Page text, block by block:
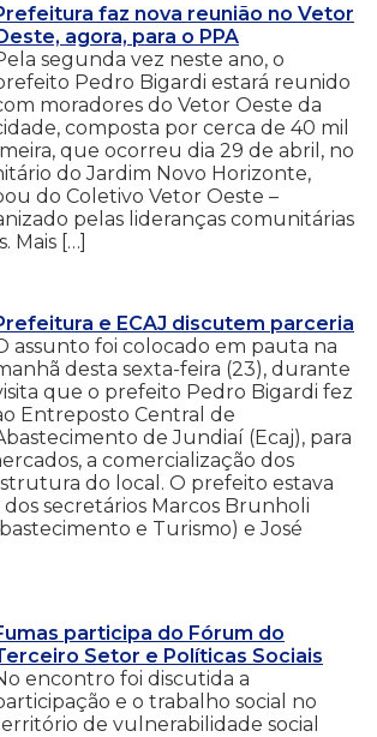
faz nova reunião no Vetor
agora, para o PPA
segunda vez neste ano, o
Pedro Bigardi estará reunido
moradores do Vetor Oeste da
composta por cerca de 40 mil
que ocorreu dia 29 de abril, no
do Jardim Novo Horizonte,
do Coletivo Vetor Oeste –
pelas lideranças comunitárias
Mais […]
e ECAJ discutem parceria
assunto foi colocado em pauta na
desta sexta-feira (23), durante
que o prefeito Pedro Bigardi fez
Entreposto Central de
de Jundiaí (Ecaj), para
a comercialização dos
do local. O prefeito estava
secretários Marcos Brunholi
e Turismo) e José
participa do Fórum do
Setor e Políticas Sociais
encontro foi discutida a
e o trabalho social no
de vulnerabilidade social